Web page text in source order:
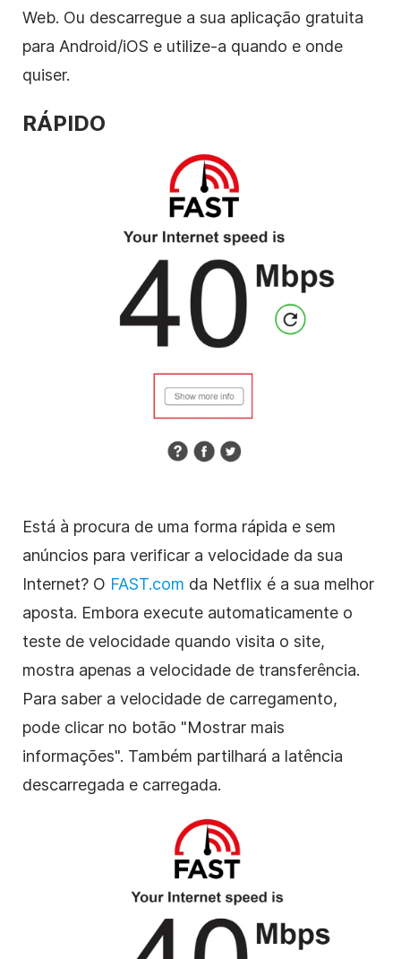
Web. Ou descarregue a sua aplicação gratuita
para Android/iOS e utilize-a quando e onde
quiser.
RÁPIDO
Está à procura de uma forma rápida e sem
anúncios para verificar a velocidade da sua
Internet? O FAST.com da Netflix é a sua melhor
aposta. Embora execute automaticamente o
teste de velocidade quando visita o site,
mostra apenas a velocidade de transferência.
Para saber a velocidade de carregamento,
pode clicar no botão "Mostrar mais
informações". Também partilhará a latência
descarregada e carregada.